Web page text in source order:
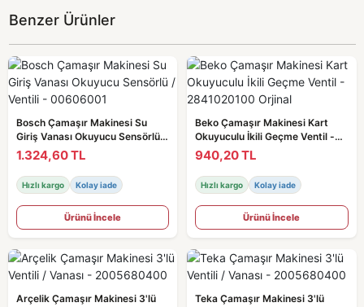
Benzer Ürünler
Bosch Çamaşır Makinesi Su
Giriş Vanası Okuyucu Sensörlü /
Ventili - 00606001
1.324,60 TL
Hızlı kargo Kolay iade
Ürünü İncele
Beko Çamaşır Makinesi Kart
Okuyuculu İkili Geçme Ventil -
2841020100 Orjinal
940,20 TL
Hızlı kargo Kolay iade
Ürünü İncele
Arçelik Çamaşır Makinesi 3'lü
Teka Çamaşır Makinesi 3'lü